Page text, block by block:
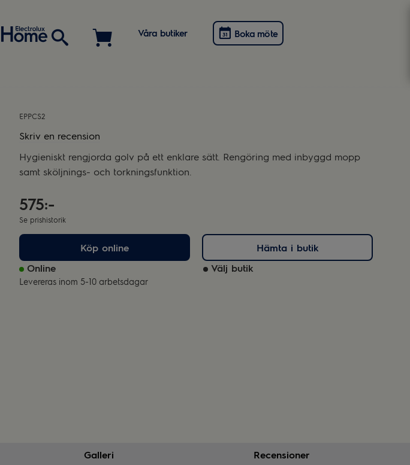
Våra butiker Boka möte
EPPCS2
Skriv en recension
Hygieniskt rengjorda golv på ett enklare sätt. Rengöring med inbyggd mopp
samt sköljnings- och torkningsfunktion.
575:-
Se prishistorik
Köp online
Online
Levereras inom 5-10 arbetsdagar
Hämta i butik
Välj butik
Galleri Recensioner